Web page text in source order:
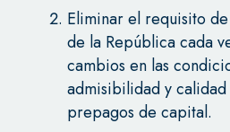
Eliminar el requisito
de la República cada
cambios en las
admisibilidad y
prepagos de capital.